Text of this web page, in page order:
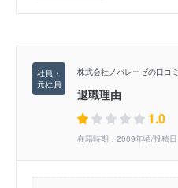
株式会社ノバレーゼの口コ
退職理由
1.0
在籍時期：2009年頃/投稿